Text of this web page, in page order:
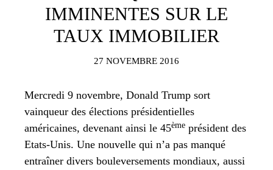
IMMINENTES SUR LE
TAUX IMMOBILIER
27 NOVEMBRE 2016
Mercredi 9 novembre, Donald Trump sort
vainqueur des élections présidentielles
américaines, devenant ainsi le 45ème président des
Etats-Unis. Une nouvelle qui n’a pas manqué
entraîner divers bouleversements mondiaux, aussi